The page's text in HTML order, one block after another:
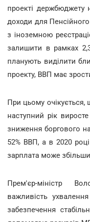
проекті держбюджету
доходи для Пенсійного
з іноземною
залишити в рамках
планують виділити
проекту, ВВП має
При цьому
наступний рік
зниження боргового
52% ВВП, а в 2020
зарплата може
Прем'єр-міністр
важливість
забезпечення